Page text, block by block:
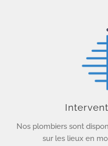
Nos plombiers sont
sur les lieux en